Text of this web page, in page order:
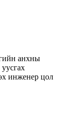
анхны
инженер цол